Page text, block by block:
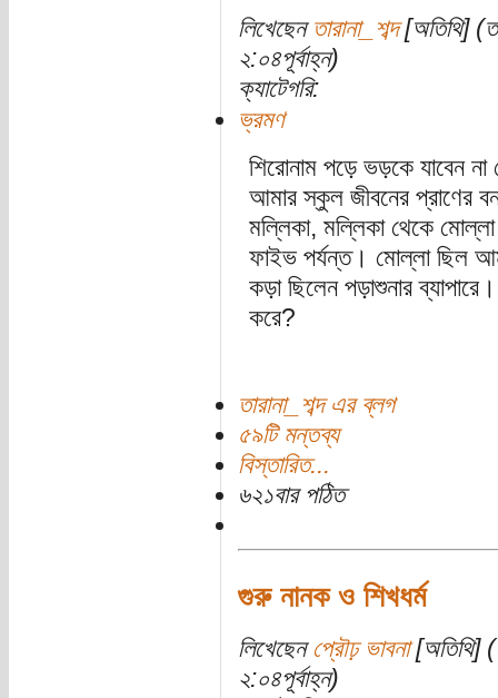
লিখেছেন তারানা_শব্দ[অতিথি]
২:০৪পূর্বাহ্ন)
ক্যাটেগরি:
ভ্রমণ
শিরোনাম পড়ে ভড়কে যাবেন
আমার স্কুল জীবনের প্রাণের
মল্লিকা, মল্লিকা থেকে
ফাইভ পর্যন্ত। মোল্লা ছিল
কড়া ছিলেন পড়াশুনার
করে?
তারানা_শব্দ এর ব্লগ
৫৯টি মন্তব্য
বিস্তারিত...
৬২১বার পঠিত
গুরু নানক ও শিখধর্ম
লিখেছেন প্রৌঢ় ভাবনা[অতিথি]
২:০৪পূর্বাহ্ন)